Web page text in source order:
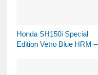
Honda SH150i Special
Edition Vetro Blue HRM –